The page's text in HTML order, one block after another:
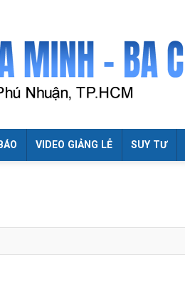
VIDEO GIẢNG LỄ SUY TƯ